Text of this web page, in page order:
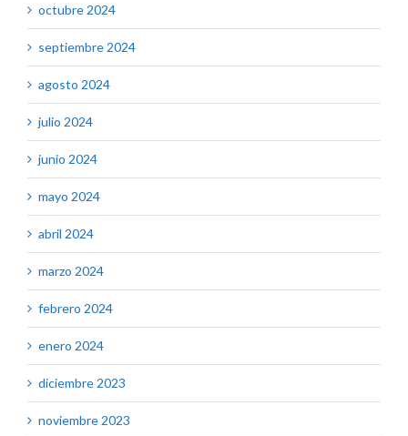
octubre 2024
septiembre 2024
agosto 2024
julio 2024
junio 2024
mayo 2024
abril 2024
marzo 2024
febrero 2024
enero 2024
diciembre 2023
noviembre 2023